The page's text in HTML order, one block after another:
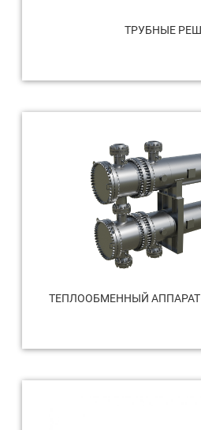
ТРУБНЫЕ
ТЕПЛООБМЕННЫЙ